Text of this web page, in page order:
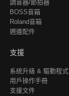
調音器/節拍器
BOSS音箱
Roland音箱
週邊配件
支援
系統升級 & 驅動程式
用戶操作手冊
支援文件